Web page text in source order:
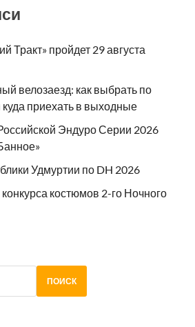
Тракт» пройдет 29 августа
велозаезд: как выбрать по
куда приехать в выходные
Эндуро Серии 2026
Удмуртии по DH 2026
костюмов 2-го Ночного
ПОИСК